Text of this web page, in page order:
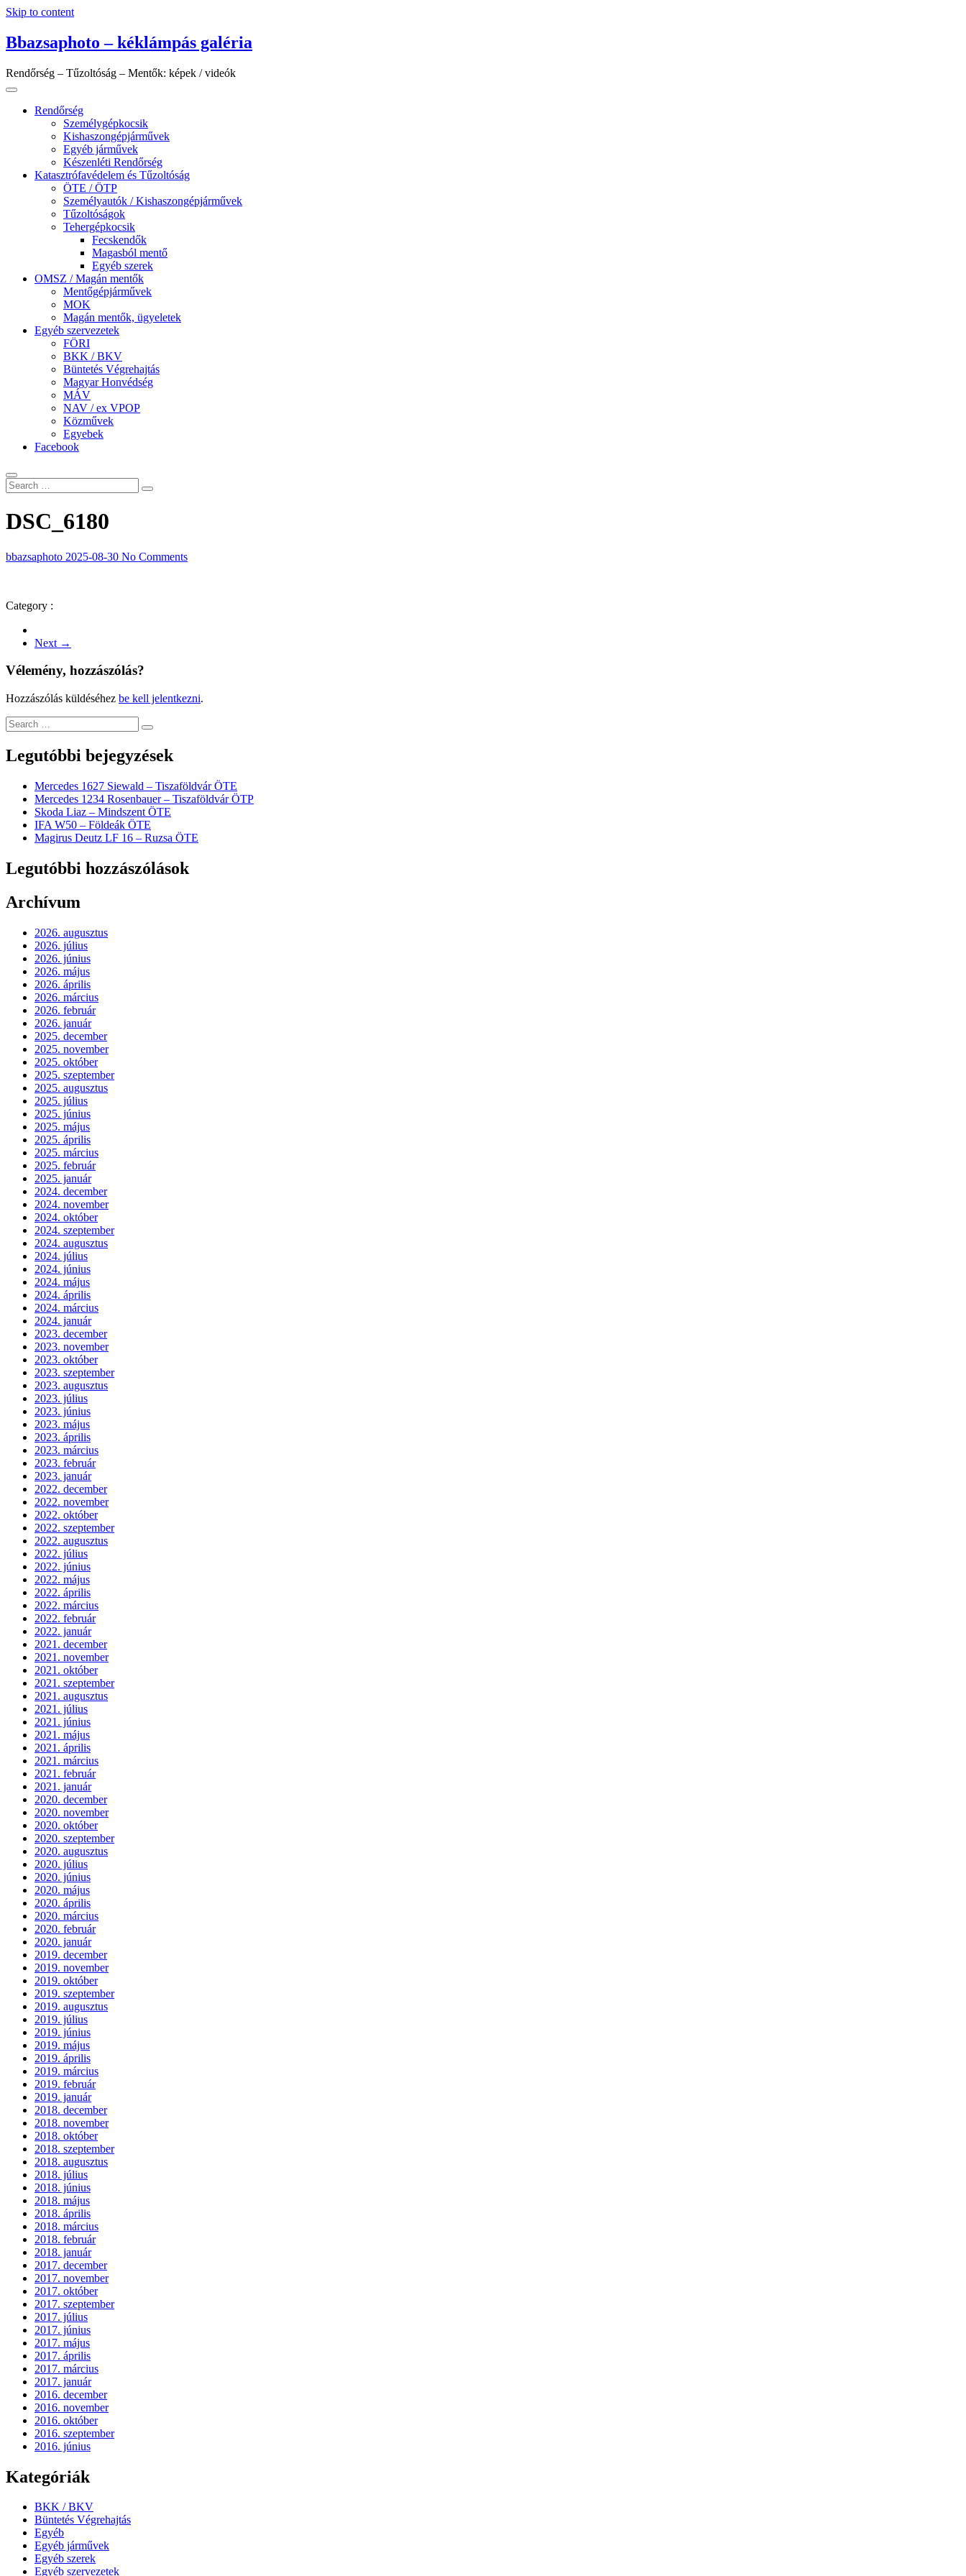
Skip to content
Bbazsaphoto – kéklámpás galéria
Rendőrség – Tűzoltóság – Mentők: képek / videók
Rendőrség
Személygépkocsik
Kishaszongépjárművek
Egyéb járművek
Készenléti Rendőrség
Katasztrófavédelem és Tűzoltóság
ÖTE / ÖTP
Személyautók / Kishaszongépjárművek
Tűzoltóságok
Tehergépkocsik
Fecskendők
Magasból mentő
Egyéb szerek
OMSZ / Magán mentők
Mentőgépjárművek
MOK
Magán mentők, ügyeletek
Egyéb szervezetek
FÖRI
BKK / BKV
Büntetés Végrehajtás
Magyar Honvédség
MÁV
NAV / ex VPOP
Közművek
Egyebek
Facebook
DSC_6180
bbazsaphoto 2025-08-30 No Comments
Category :
Next →
Vélemény, hozzászólás?
Hozzászólás küldéséhez be kell jelentkezni.
Legutóbbi bejegyzések
Mercedes 1627 Siewald – Tiszaföldvár ÖTE
Mercedes 1234 Rosenbauer – Tiszaföldvár ÖTP
Skoda Liaz – Mindszent ÖTE
IFA W50 – Földeák ÖTE
Magirus Deutz LF 16 – Ruzsa ÖTE
Legutóbbi hozzászólások
Archívum
2026. augusztus
2026. július
2026. június
2026. május
2026. április
2026. március
2026. február
2026. január
2025. december
2025. november
2025. október
2025. szeptember
2025. augusztus
2025. július
2025. június
2025. május
2025. április
2025. március
2025. február
2025. január
2024. december
2024. november
2024. október
2024. szeptember
2024. augusztus
2024. július
2024. június
2024. május
2024. április
2024. március
2024. január
2023. december
2023. november
2023. október
2023. szeptember
2023. augusztus
2023. július
2023. június
2023. május
2023. április
2023. március
2023. február
2023. január
2022. december
2022. november
2022. október
2022. szeptember
2022. augusztus
2022. július
2022. június
2022. május
2022. április
2022. március
2022. február
2022. január
2021. december
2021. november
2021. október
2021. szeptember
2021. augusztus
2021. július
2021. június
2021. május
2021. április
2021. március
2021. február
2021. január
2020. december
2020. november
2020. október
2020. szeptember
2020. augusztus
2020. július
2020. június
2020. május
2020. április
2020. március
2020. február
2020. január
2019. december
2019. november
2019. október
2019. szeptember
2019. augusztus
2019. július
2019. június
2019. május
2019. április
2019. március
2019. február
2019. január
2018. december
2018. november
2018. október
2018. szeptember
2018. augusztus
2018. július
2018. június
2018. május
2018. április
2018. március
2018. február
2018. január
2017. december
2017. november
2017. október
2017. szeptember
2017. július
2017. június
2017. május
2017. április
2017. március
2017. január
2016. december
2016. november
2016. október
2016. szeptember
2016. június
Kategóriák
BKK / BKV
Büntetés Végrehajtás
Egyéb
Egyéb járművek
Egyéb szerek
Egyéb szervezetek